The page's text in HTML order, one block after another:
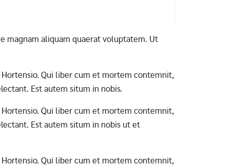
magnam aliquam quaerat voluptatem. Ut
Qui liber cum et mortem contemnit,
Est autem situm in nobis.
Qui liber cum et mortem contemnit,
Est autem situm in nobis ut et
Qui liber cum et mortem contemnit,